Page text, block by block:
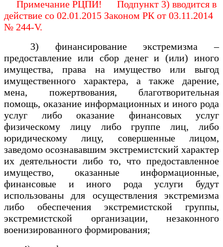
Примечание РЦПИ! Подпункт 3) вводится в
действие со 02.01.2015 Законом РК от 03.11.2014
№ 244-V.
3) финансирование экстремизма –
предоставление или сбор денег и (или) иного
имущества, права на имущество или выгод
имущественного характера, а также дарение,
мена, пожертвования, благотворительная
помощь, оказание информационных и иного рода
услуг либо оказание финансовых услуг
физическому лицу либо группе лиц, либо
юридическому лицу, совершенные лицом,
заведомо осознававшим экстремистский характер
их деятельности либо то, что предоставленное
имущество, оказанные информационные,
финансовые и иного рода услуги будут
использованы для осуществления экстремизма
либо обеспечения экстремистской группы,
экстремистской организации, незаконного
военизированного формирования;